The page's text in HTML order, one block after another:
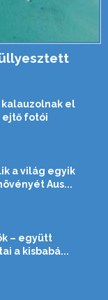
el
ejtő fotói
a világ egyik
Aus...
– együtt
a kisbabá...